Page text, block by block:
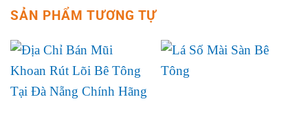
SẢN PHẨM TƯƠNG TỰ